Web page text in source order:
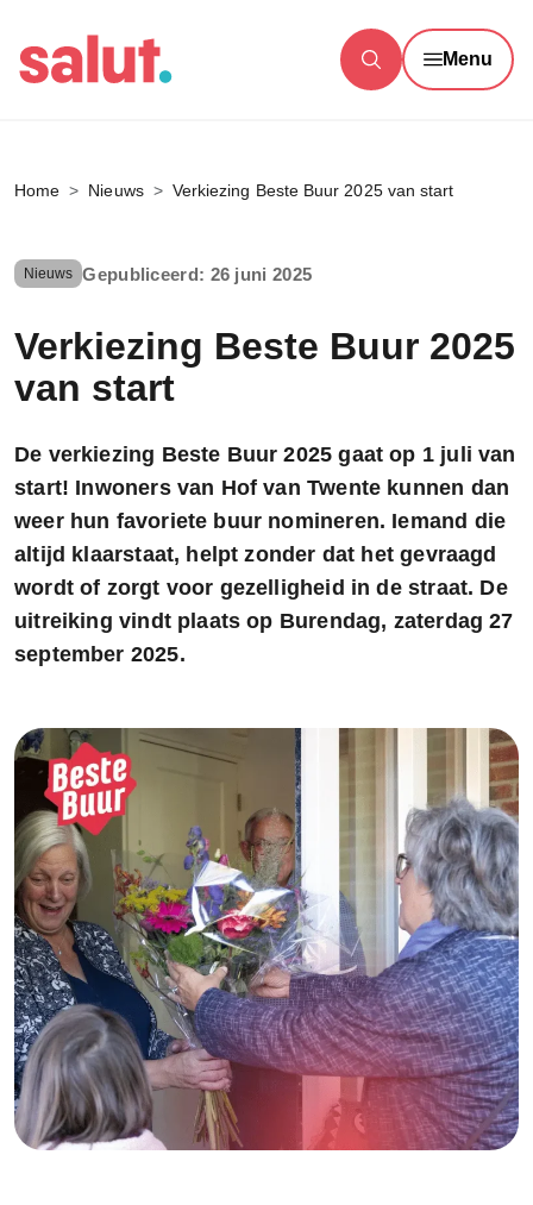
Menu
Home Nieuws Verkiezing Beste Buur 2025 van start
Nieuws Gepubliceerd: 26 juni 2025
Verkiezing Beste Buur 2025
van start
De verkiezing Beste Buur 2025 gaat op 1 juli van
start! Inwoners van Hof van Twente kunnen dan
weer hun favoriete buur nomineren. Iemand die
altijd klaarstaat, helpt zonder dat het gevraagd
wordt of zorgt voor gezelligheid in de straat. De
uitreiking vindt plaats op Burendag, zaterdag 27
september 2025.